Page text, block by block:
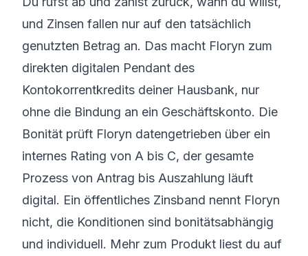
und Zinsen fallen nur auf den tatsächlich
genutzten Betrag an. Das macht Floryn zum
direkten digitalen Pendant des
Kontokorrentkredits deiner Hausbank, nur
ohne die Bindung an ein Geschäftskonto. Die
Bonität prüft Floryn datengetrieben über ein
internes Rating von A bis C, der gesamte
Prozess von Antrag bis Auszahlung läuft
digital. Ein öffentliches Zinsband nennt Floryn
nicht, die Konditionen sind bonitätsabhängig
und individuell. Mehr zum Produkt liest du auf